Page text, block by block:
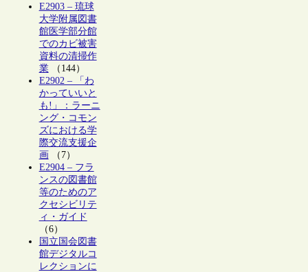
E2903 – 琉球
大学附属図書
館医学部分館
でのカビ被害
資料の清掃作
業（144）
E2902 – 「わ
かっていいと
も!」：ラーニ
ング・コモン
ズにおける学
際交流支援企
画 （7）
E2904 – フラ
ンスの図書館
等のためのア
クセシビリテ
ィ・ガイド
（6）
国立国会図書
館デジタルコ
レクションに